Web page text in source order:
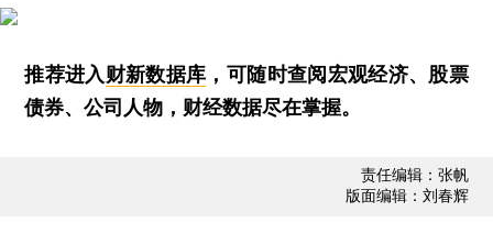
推荐进入财新数据库 ，可随时查阅宏观经济、股票
债券、公司人物，财经数据尽在掌握。
责任编辑：张帆
版面编辑：刘春辉